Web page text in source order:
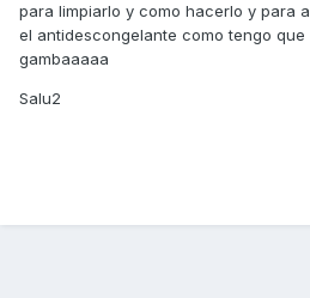
para limpiarlo y como hacerlo y para
el antidescongelante como tengo
gambaaaaa
Salu2